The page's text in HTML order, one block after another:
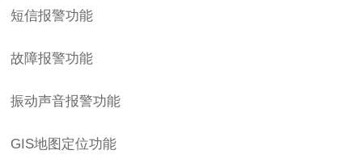
短信报警功能
故障报警功能
振动声音报警功能
GIS地图定位功能